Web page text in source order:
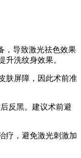
，导致激光祛色效果
洗纹身效果。
肤屏障，因此术前准
反黑。建议术前避
疗，避免激光刺激加